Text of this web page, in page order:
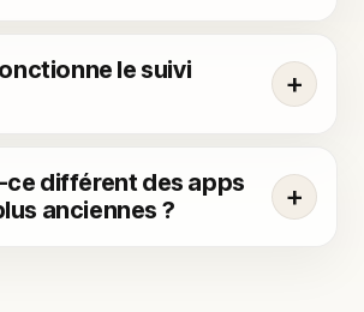
le suivi
ce différent des apps
anciennes ?